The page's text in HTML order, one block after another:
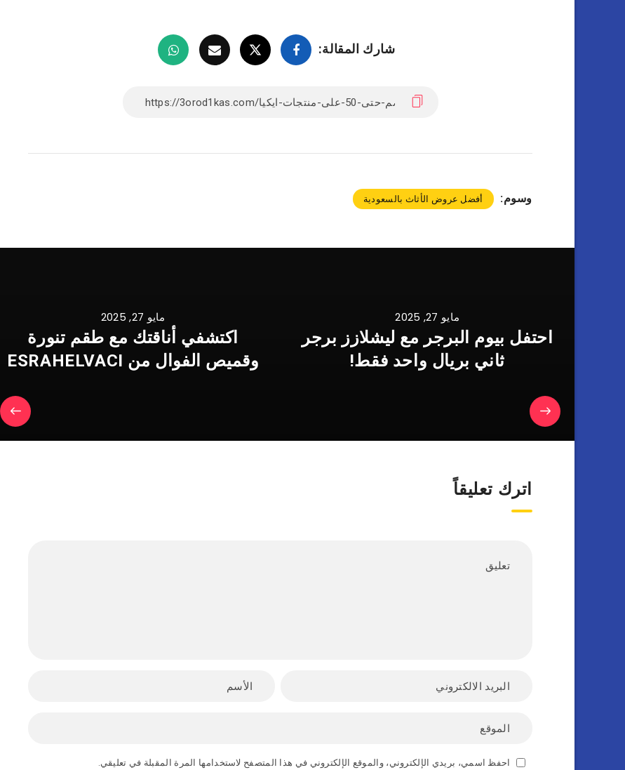
شارك المقالة:
وسوم: أفضل عروض الأثاث بالسعودية
مايو 27, 2025
اكتشفي أناقتك مع طقم تنورة
وقميص الفوال من ESRAHELVACI
مايو 27, 2025
احتفل بيوم البرجر مع ليشلازز برجر
ثاني بريال واحد فقط!
اترك تعليقاً
احفظ اسمي، بريدي الإلكتروني، والموقع الإلكتروني في هذا المتصفح لاستخدامها المرة المقبلة في تعليقي.